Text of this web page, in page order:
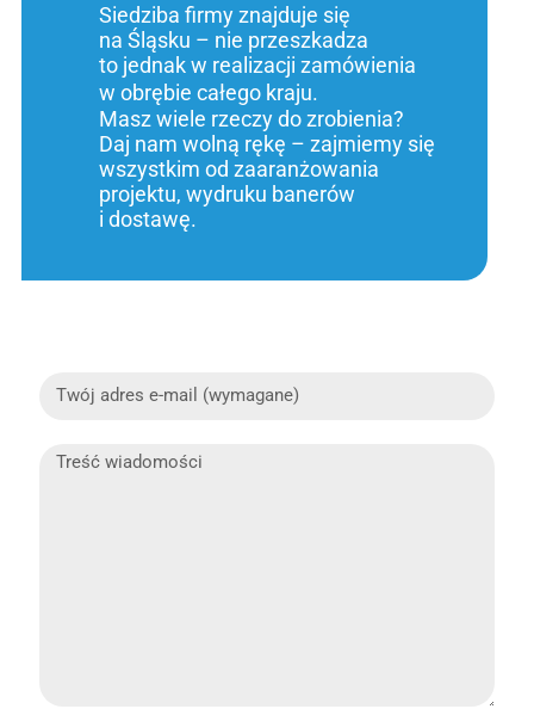
Siedziba firmy znajduje się
na Śląsku – nie przeszkadza
to jednak w realizacji zamówienia
w obrębie całego kraju.
Masz wiele rzeczy do zrobienia?
Daj nam wolną rękę – zajmiemy się
wszystkim od zaaranżowania
projektu, wydruku banerów
i dostawę.